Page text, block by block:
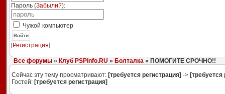
Пароль (Забыли?):
Чужой компьютер
Войти
[Регистрация]
Все форумы» Клуб PSPinfo.RU » Болталка» ПОМОГИТЕ СРОЧНО!!
Сейчас эту тему просматривают: [требуется регистрация] -> [требуется
Гостей: [требуется регистрация]